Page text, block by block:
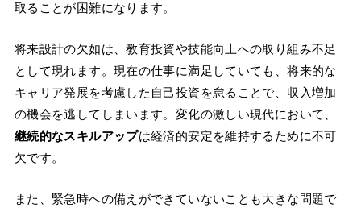
取ることが困難になります。
将来設計の欠如は、教育投資や技能向上への取り組み不足
として現れます。現在の仕事に満足していても、将来的な
キャリア発展を考慮した自己投資を怠ることで、収入増加
の機会を逃してしまいます。変化の激しい現代において、
継続的なスキルアップは経済的安定を維持するために不可
欠です。
また、緊急時への備えができていないことも大きな問題で